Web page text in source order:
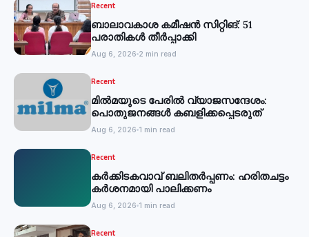
Recent
ബാലാവകാശ കമീഷന്‍ സിറ്റിങ്: 51
പരാതികള്‍ തീര്‍പ്പാക്കി
Aug 6, 2026 2 min read
Recent
മില്‍മയുടെ പേരില്‍ വ്യാജസന്ദേശം:
പൊതുജനങ്ങള്‍ കബളിക്കപ്പെടരുത്
Aug 6, 2026 1 min read
Recent
കര്‍ക്കിടകവാവ് ബലിതര്‍പ്പണം: ഹരിതചട്ടം
കര്‍ശനമായി പാലിക്കണം
Aug 6, 2026 1 min read
Recent